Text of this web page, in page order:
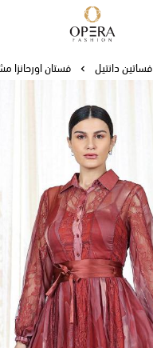
أوبرا فاشن
فساتين دانتيل فستان اورحانزا